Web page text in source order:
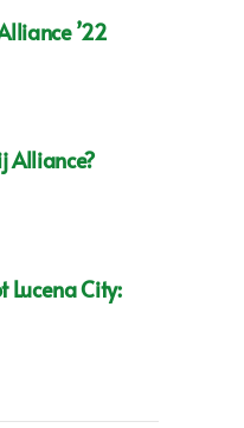
’22
Alliance?
Lucena City: